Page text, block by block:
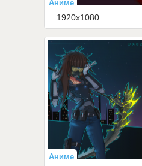
Аниме
1920x1080
Аниме